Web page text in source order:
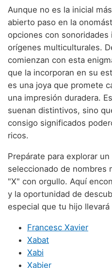
Nombres de niño
Nombres de niño
Nombres de niño
Nombres de niño
Nombres de niño
Nombres de niño
Nombres de niño
Nombres de niño
Nombres de niño
Nombres de niño
Nombres de
Nombres de
Nombres de
Nombres de
Nombres de
Nombres de
Nombres de
Nombres de
Nombres de
Aunque no es la inicial
abierto paso en la
opciones con
orígenes multiculturales.
comienzan con esta
que la incorporan en su
es una joya que promete
una impresión duradera.
suenan distintivos, sino
consigo significados
ricos.
Prepárate para explorar
seleccionado de nombres
"X" con orgullo. Aquí
y la oportunidad de
especial que tu hijo
Francesc Xavier
Xabat
Xabi
Xabier